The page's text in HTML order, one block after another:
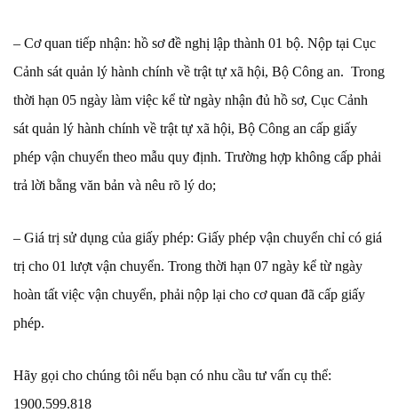
– Cơ quan tiếp nhận: hồ sơ đề nghị lập thành 01 bộ. Nộp tại Cục
Cảnh sát quản lý hành chính về trật tự xã hội, Bộ Công an. Trong
thời hạn 05 ngày làm việc kể từ ngày nhận đủ hồ sơ, Cục Cảnh
sát quản lý hành chính về trật tự xã hội, Bộ Công an cấp giấy
phép vận chuyển theo mẫu quy định. Trường hợp không cấp phải
trả lời bằng văn bản và nêu rõ lý do;
– Giá trị sử dụng của giấy phép: Giấy phép vận chuyển chỉ có giá
trị cho 01 lượt vận chuyển. Trong thời hạn 07 ngày kể từ ngày
hoàn tất việc vận chuyển, phải nộp lại cho cơ quan đã cấp giấy
phép.
Hãy gọi cho chúng tôi nếu bạn có nhu cầu tư vấn cụ thể:
1900.599.818